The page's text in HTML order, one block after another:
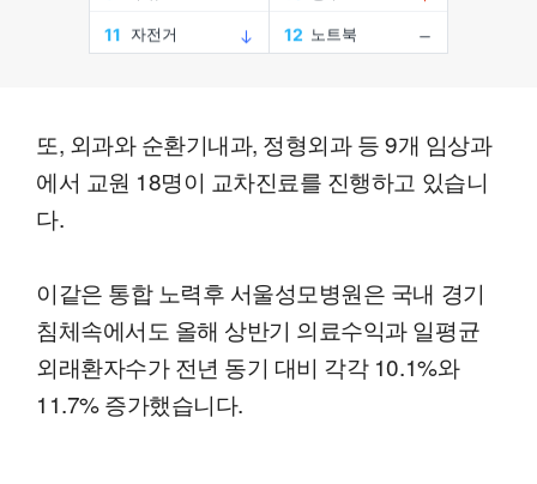
또, 외과와 순환기내과, 정형외과 등 9개 임상과
에서 교원 18명이 교차진료를 진행하고 있습니
다.
이같은 통합 노력후 서울성모병원은 국내 경기
침체속에서도 올해 상반기 의료수익과 일평균
외래환자수가 전년 동기 대비 각각 10.1%와
11.7% 증가했습니다.